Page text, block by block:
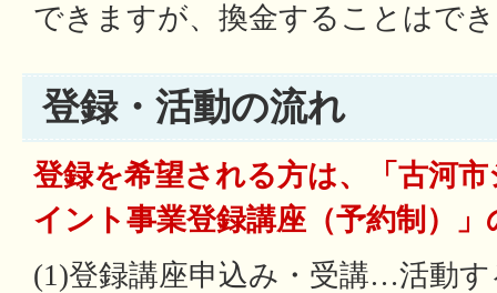
できますが、換金することはで
登録・活動の流れ
登録を希望される方は、「古河
イント事業登録講座（予約制）
(1)登録講座申込み・受講…活動